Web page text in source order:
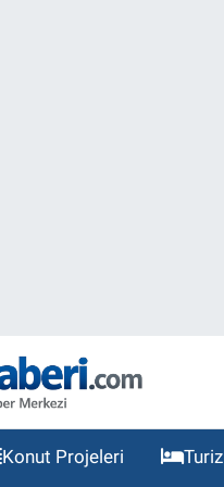
Konut Projeleri